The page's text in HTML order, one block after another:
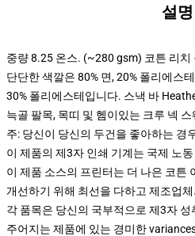
설명
중량 8.25 온스. (~280 gsm) 코튼 리치
단단한 색깔은 80% 면, 20% 폴리에스
30% 폴리에스테입니다. 스낵 바
늑골 팔목, 목띠 및 헴이있는 크루 넥 스
주: 당신이 당신의 두건을 좋아하는 경
이 제품의 제3자 인쇄 기계는 국제 노
이 제품 소스의 프린터는 더 나은 코튼
개선하기 위해 최선을 다하고 제조업체
각 품목은 당신의 국부적으로 제3자
주어지는 제품에 있는 경미한